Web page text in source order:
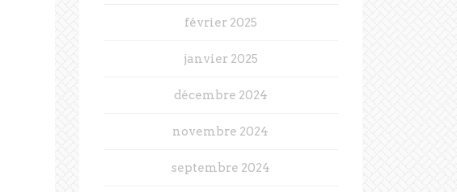
février 2025
janvier 2025
décembre 2024
novembre 2024
septembre 2024